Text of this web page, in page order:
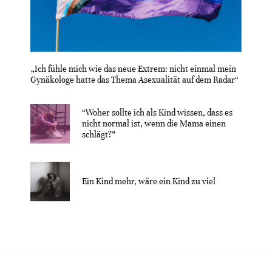
„Ich fühle mich wie das neue Extrem: nicht einmal mein
Gynäkologe hatte das Thema Asexualität auf dem Radar“
“Woher sollte ich als Kind wissen, dass es
nicht normal ist, wenn die Mama einen
schlägt?”
Ein Kind mehr, wäre ein Kind zu viel